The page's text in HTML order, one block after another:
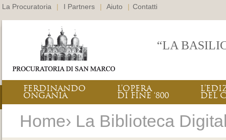
La Procuratoria | I Partners | Aiuto | Contatti
“LA
FERDINANDO
ONGANIA
L’OPERA
DI FINE ‘800 DEL
Home› La Biblioteca